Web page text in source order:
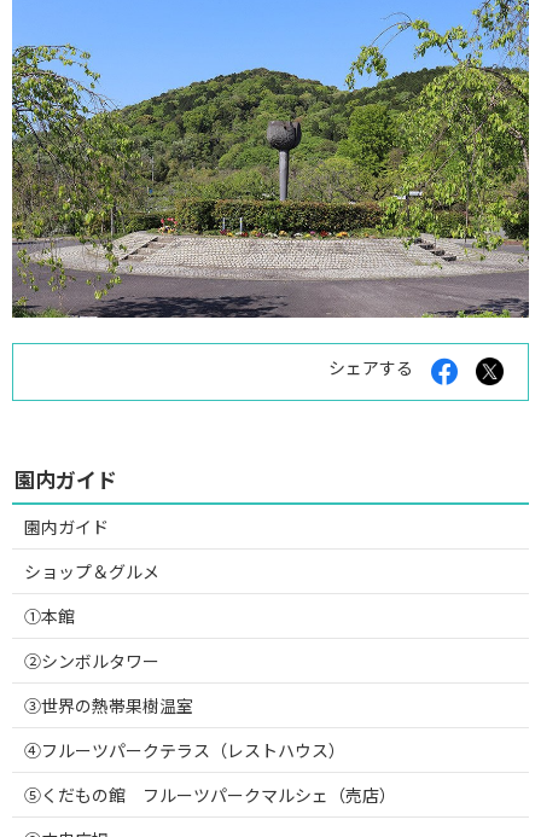
シェアする
Facebook
で
シ
X
で
シ
園内ガイド
園内ガイド
ショップ＆グルメ
①本館
②シンボルタワー
③世界の熱帯果樹温室
④フルーツパークテラス（レストハウス）
⑤くだもの館 フルーツパークマルシェ（売店）